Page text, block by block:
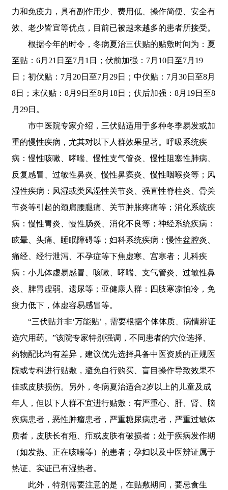
力和免疫力，具有副作用少、费用低、操作简便、安全有
效、老少皆宜等优点，目前已被越来越多的患者所接受。
根据今年的时令，冬病夏治三伏贴的贴敷时间为：夏
至贴：6月21日至7月1日；伏前加强：7月10日至7月19
日；初伏贴：7月20日至7月29日；中伏贴：7月30日至8月
8日；末伏贴：8月9日至8月18日；伏后加强：8月19日至8
月29日。
市中医院专家介绍，三伏贴适用于多种冬季易发或加
重的慢性疾病，尤其对以下人群效果显著。呼吸系统疾
病：慢性咳嗽、哮喘、慢性支气管炎、慢性阻塞性肺病、
反复感冒、过敏性鼻炎、慢性鼻窦炎、慢性咽喉炎等；风
湿性疾病：风湿或类风湿性关节炎、强直性脊柱炎、骨关
节炎等引起的颈肩腰腿痛、关节肿胀疼痛等；消化系统疾
病：慢性胃炎、慢性肠炎、消化不良等；神经系统疾病：
眩晕、头痛、睡眠障碍等；妇科系统疾病：慢性盆腔炎、
痛经、经行泄泻、不孕症等下焦虚寒、宫寒者；儿科疾
病：小儿体虚易感冒、咳嗽、哮喘、支气管炎、过敏性鼻
炎、脾胃虚弱、遗尿等；亚健康人群：四肢寒凉怕冷，免
疫力低下，体虚容易感冒等。
“三伏贴并非‘万能贴’，需要根据个体体质、病情辨证
选穴用药。”该院专家特别强调，不同患者的穴位选择、
药物配比均有差异，建议优先选择具备中医资质的正规医
院或专科进行贴敷，避免自行购买、盲目操作导致效果不
佳或皮肤损伤。另外，冬病夏治适合2岁以上的儿童及成
年人，但以下人群不宜进行贴敷：有严重心、肝、肾、脑
疾病患者，恶性肿瘤患者，严重糖尿病患者，严重过敏体
质者，皮肤长有疱、疖或皮肤有破损者；处于疾病发作期
（如发热、正在咳喘等）的患者；孕妇以及中医辨证属于
热证、实证已有湿热者。
此外，特别需要注意的是，在贴敷期间，要忌食生